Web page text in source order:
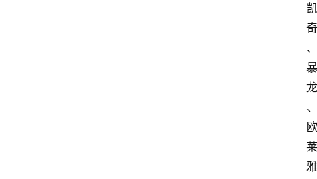
凯
奇
、
暴
龙
、
欧
莱
雅